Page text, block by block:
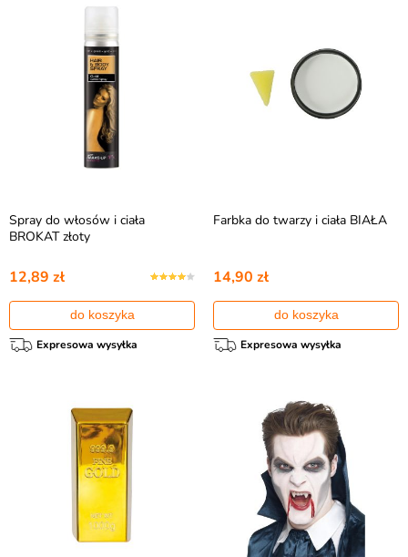
Spray do włosów i ciała
BROKAT złoty
12,89 zł
do koszyka
Expresowa wysyłka
Farbka do twarzy i ciała BIAŁA
14,90 zł
do koszyka
Expresowa wysyłka